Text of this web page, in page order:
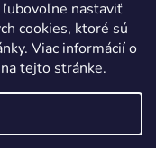
nastaviť
cookies, ktoré sú
Viac informácií o
na tejto stránke.